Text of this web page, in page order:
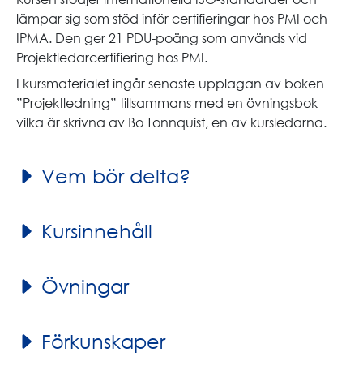
lämpar sig som stöd inför certifieringar hos PMI och
IPMA. Den ger 21 PDU-poäng som används vid
Projektledarcertifiering hos PMI.
I kursmaterialet ingår senaste upplagan av boken
”Projektledning” tillsammans med en övningsbok
vilka är skrivna av Bo Tonnquist, en av kursledarna.
Vem bör delta?
Kursinnehåll
Övningar
Förkunskaper